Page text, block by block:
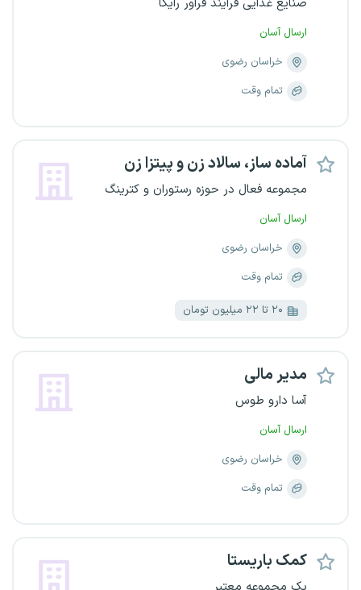
ارسال آسان
خراسان رضوی
تمام وقت
آماده ساز، سالاد زن و پیتزا زن
مجموعه فعال در حوزه رستوران و کترینگ
ارسال آسان
خراسان رضوی
تمام وقت
۲۰ تا ۲۲ میلیون تومان
مدیر مالی
آسا دارو طوس
ارسال آسان
خراسان رضوی
تمام وقت
کمک باریستا